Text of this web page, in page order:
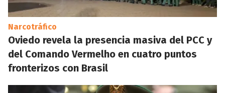
Narcotráfico
Oviedo revela la presencia masiva del PCC y
del Comando Vermelho en cuatro puntos
fronterizos con Brasil